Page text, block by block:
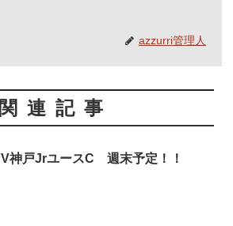
azzurri管理人
関連記事
V神戸JrユースC 週末予定！！